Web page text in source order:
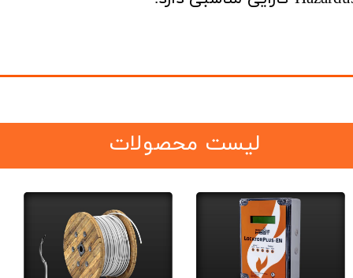
​لیست محصولات